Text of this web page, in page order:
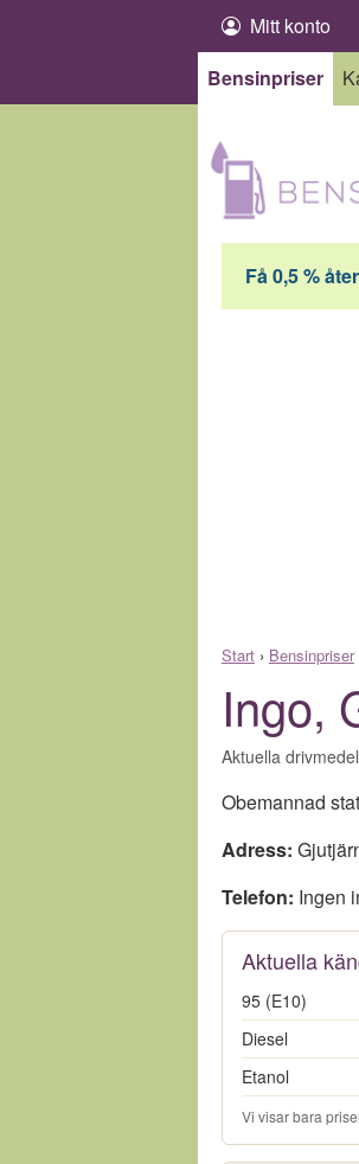
Mitt konto
Bensinpriser
Få 0,5 %
Start › Bensinpriser
Ingo,
Aktuella
Obemannad
Adress:
Telefon: Ingen
Aktuella
95 (E10)
Diesel
Etanol
Vi visar bara